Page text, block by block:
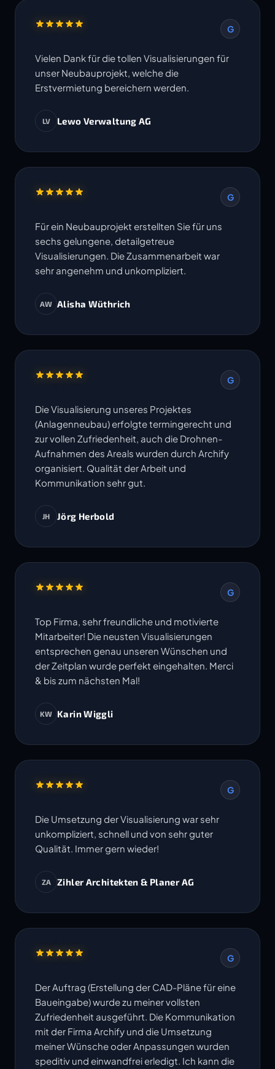
G
Vielen Dank für die tollen Visualisierungen für
unser Neubauprojekt, welche die
Erstvermietung bereichern werden.
LV Lewo Verwaltung AG
G
Für ein Neubauprojekt erstellten Sie für uns
sechs gelungene, detailgetreue
Visualisierungen. Die Zusammenarbeit war
sehr angenehm und unkompliziert.
AW Alisha Wüthrich
G
Die Visualisierung unseres Projektes
(Anlagenneubau) erfolgte termingerecht und
zur vollen Zufriedenheit, auch die Drohnen-
Aufnahmen des Areals wurden durch Archify
organisiert. Qualität der Arbeit und
Kommunikation sehr gut.
JH Jörg Herbold
G
Top Firma, sehr freundliche und motivierte
Mitarbeiter! Die neusten Visualisierungen
entsprechen genau unseren Wünschen und
der Zeitplan wurde perfekt eingehalten. Merci
& bis zum nächsten Mal!
KW Karin Wiggli
G
Die Umsetzung der Visualisierung war sehr
unkompliziert, schnell und von sehr guter
Qualität. Immer gern wieder!
ZA Zihler Architekten & Planer AG
G
Der Auftrag (Erstellung der CAD-Pläne für eine
Baueingabe) wurde zu meiner vollsten
Zufriedenheit ausgeführt. Die Kommunikation
mit der Firma Archify und die Umsetzung
meiner Wünsche oder Anpassungen wurden
speditiv und einwandfrei erledigt. Ich kann die